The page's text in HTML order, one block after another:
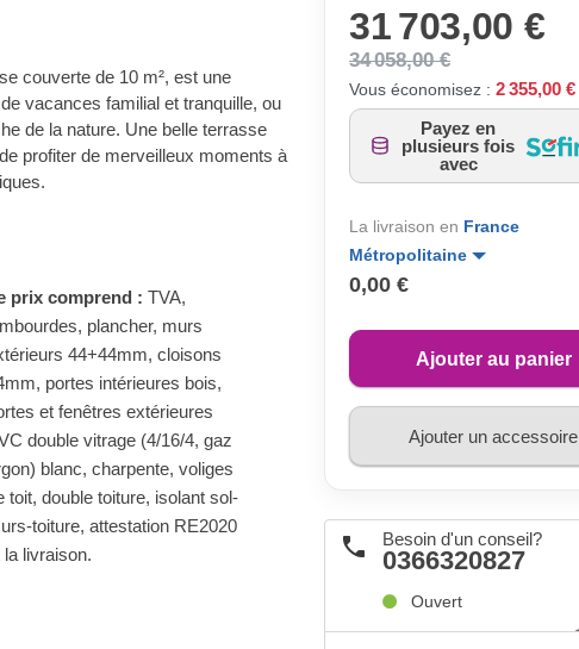
couverte de 10 m², est une
vacances familial et tranquille, ou
de la nature. Une belle terrasse
profiter de merveilleux moments à
prix comprend : TVA,
plancher, murs
44+44mm, cloisons
portes intérieures bois,
et fenêtres extérieures
double vitrage (4/16/4, gaz
blanc, charpente, voliges
toit, double toiture, isolant sol-
toiture, attestation RE2020
la livraison.
31 703,00 €
34 058,00 €
Vous économisez : 2 355,00 €
Payez en
plusieurs fois
avec
La livraison en France
Métropolitaine
0,00 €
Ajouter au panier
Ajouter un accessoire
Besoin d'un conseil?
0366320827
Ouvert